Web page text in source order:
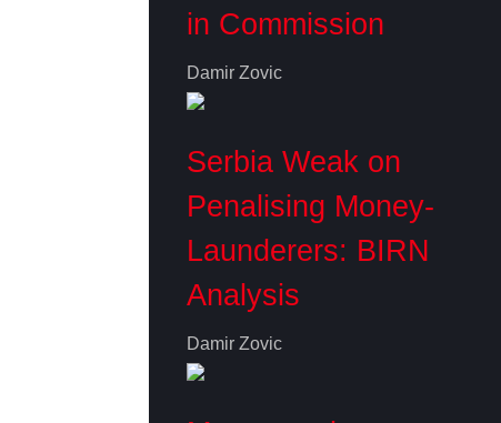
in Commission
Damir Zovic
Serbia Weak on
Penalising Money-
Launderers: BIRN
Analysis
Damir Zovic